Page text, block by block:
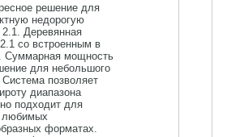
решение для
недорогую
Деревянная
со встроенным в
Суммарная мощность
для небольшого
позволяет
диапазона
подходит для
любимых
форматах.